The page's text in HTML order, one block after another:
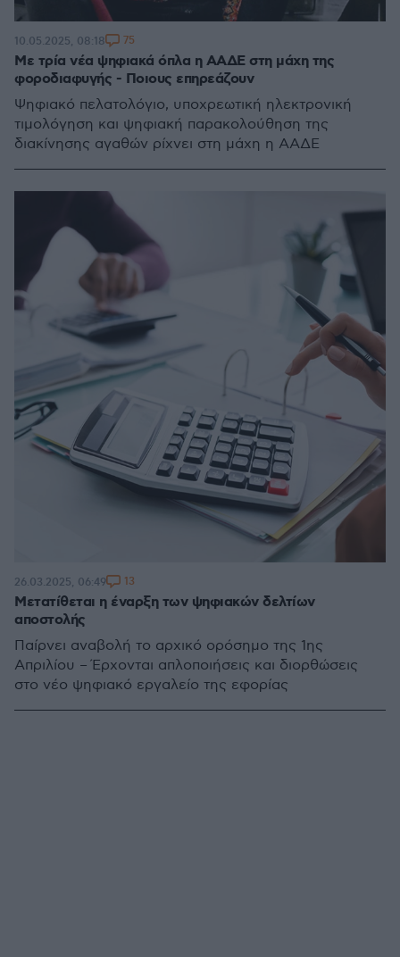
Με τρία νέα ψηφιακά όπλα η ΑΑΔΕ στη μάχη της
φοροδιαφυγής - Ποιους επηρεάζουν
Ψηφιακό πελατολόγιο, υποχρεωτική ηλεκτρονική
τιμολόγηση και ψηφιακή παρακολούθηση της
διακίνησης αγαθών ρίχνει στη μάχη η ΑΑΔΕ
10.05.2025, 08:18 75
Μετατίθεται η έναρξη των ψηφιακών δελτίων
αποστολής
Παίρνει αναβολή το αρχικό ορόσημο της 1ης
Απριλίου – Έρχονται απλοποιήσεις και διορθώσεις
στο νέο ψηφιακό εργαλείο της εφορίας
26.03.2025, 06:49 13